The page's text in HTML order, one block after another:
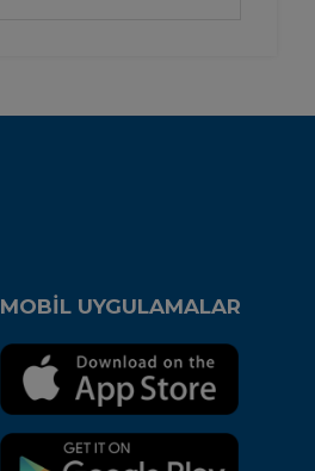
MOBİL UYGULAMALAR